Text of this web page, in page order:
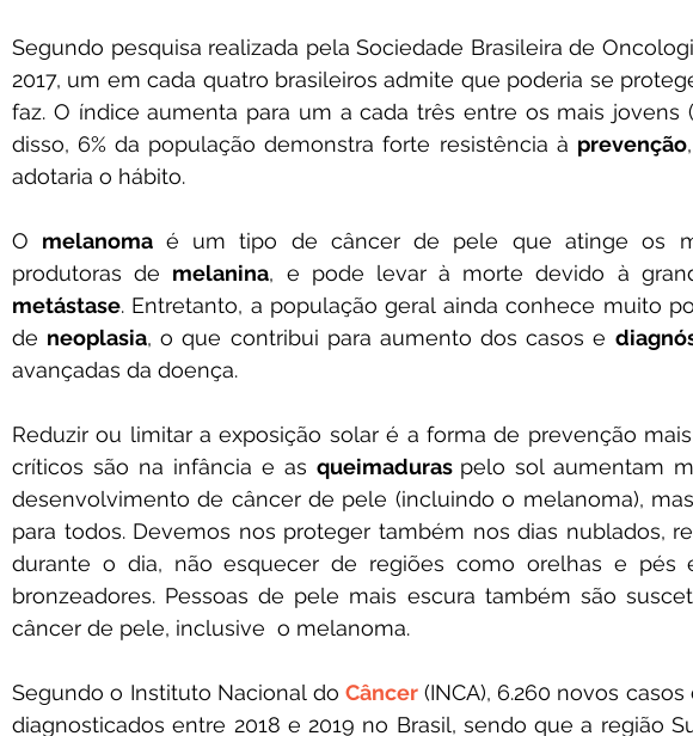
Segundo pesquisa realizada pela Sociedade Brasileira de
2017, um em cada quatro brasileiros admite que poderia se
faz. O índice aumenta para um a cada três entre os mais jovens
disso, 6% da população demonstra forte resistência à prevenção
adotaria o hábito.
O melanoma é um tipo de câncer de pele que atinge os
produtoras de melanina
metástase. Entretanto, a população geral ainda conhece muito
de neoplasia, o que contribui para aumento dos casos e
avançadas da doença.
Reduzir ou limitar a exposição solar é a forma de prevenção
críticos são na infância e as queimaduras pelo sol aumentam
desenvolvimento de câncer de pele (incluindo o melanoma),
para todos. Devemos nos proteger também nos dias nublados,
durante o dia, não esquecer de regiões como orelhas e pés
bronzeadores. Pessoas de pele mais escura também são
câncer de pele, inclusive  o melanoma.
Segundo o Instituto Nacional do Câncer (INCA), 6.260 novos